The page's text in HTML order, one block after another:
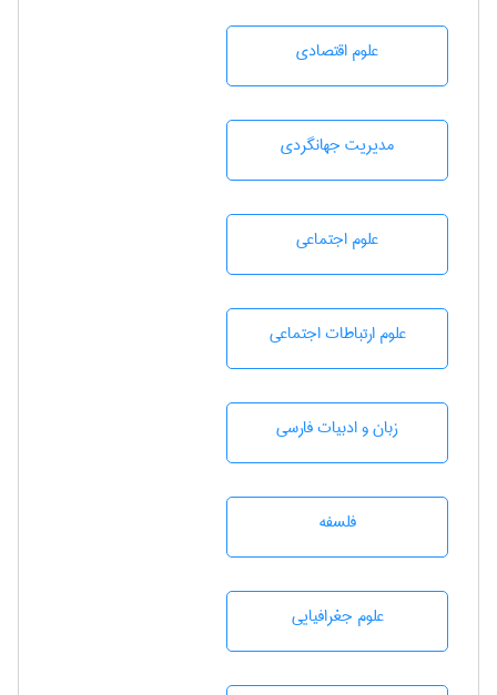
علوم اقتصادی
مديريت جهانگردی
علوم اجتماعی
علوم ارتباطات اجتماعی
زبان و ادبيات فارسی
فلسفه
علوم جغرافيايی